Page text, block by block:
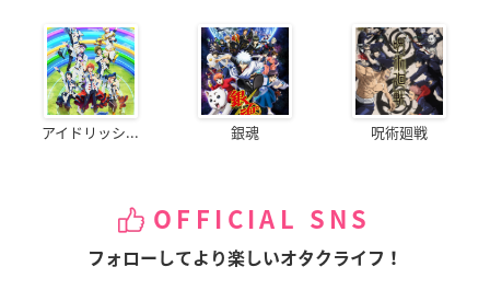
アイドリッシ... 銀魂 呪術廻戦
OFFICIAL SNS
フォローしてより楽しいオタクライフ！